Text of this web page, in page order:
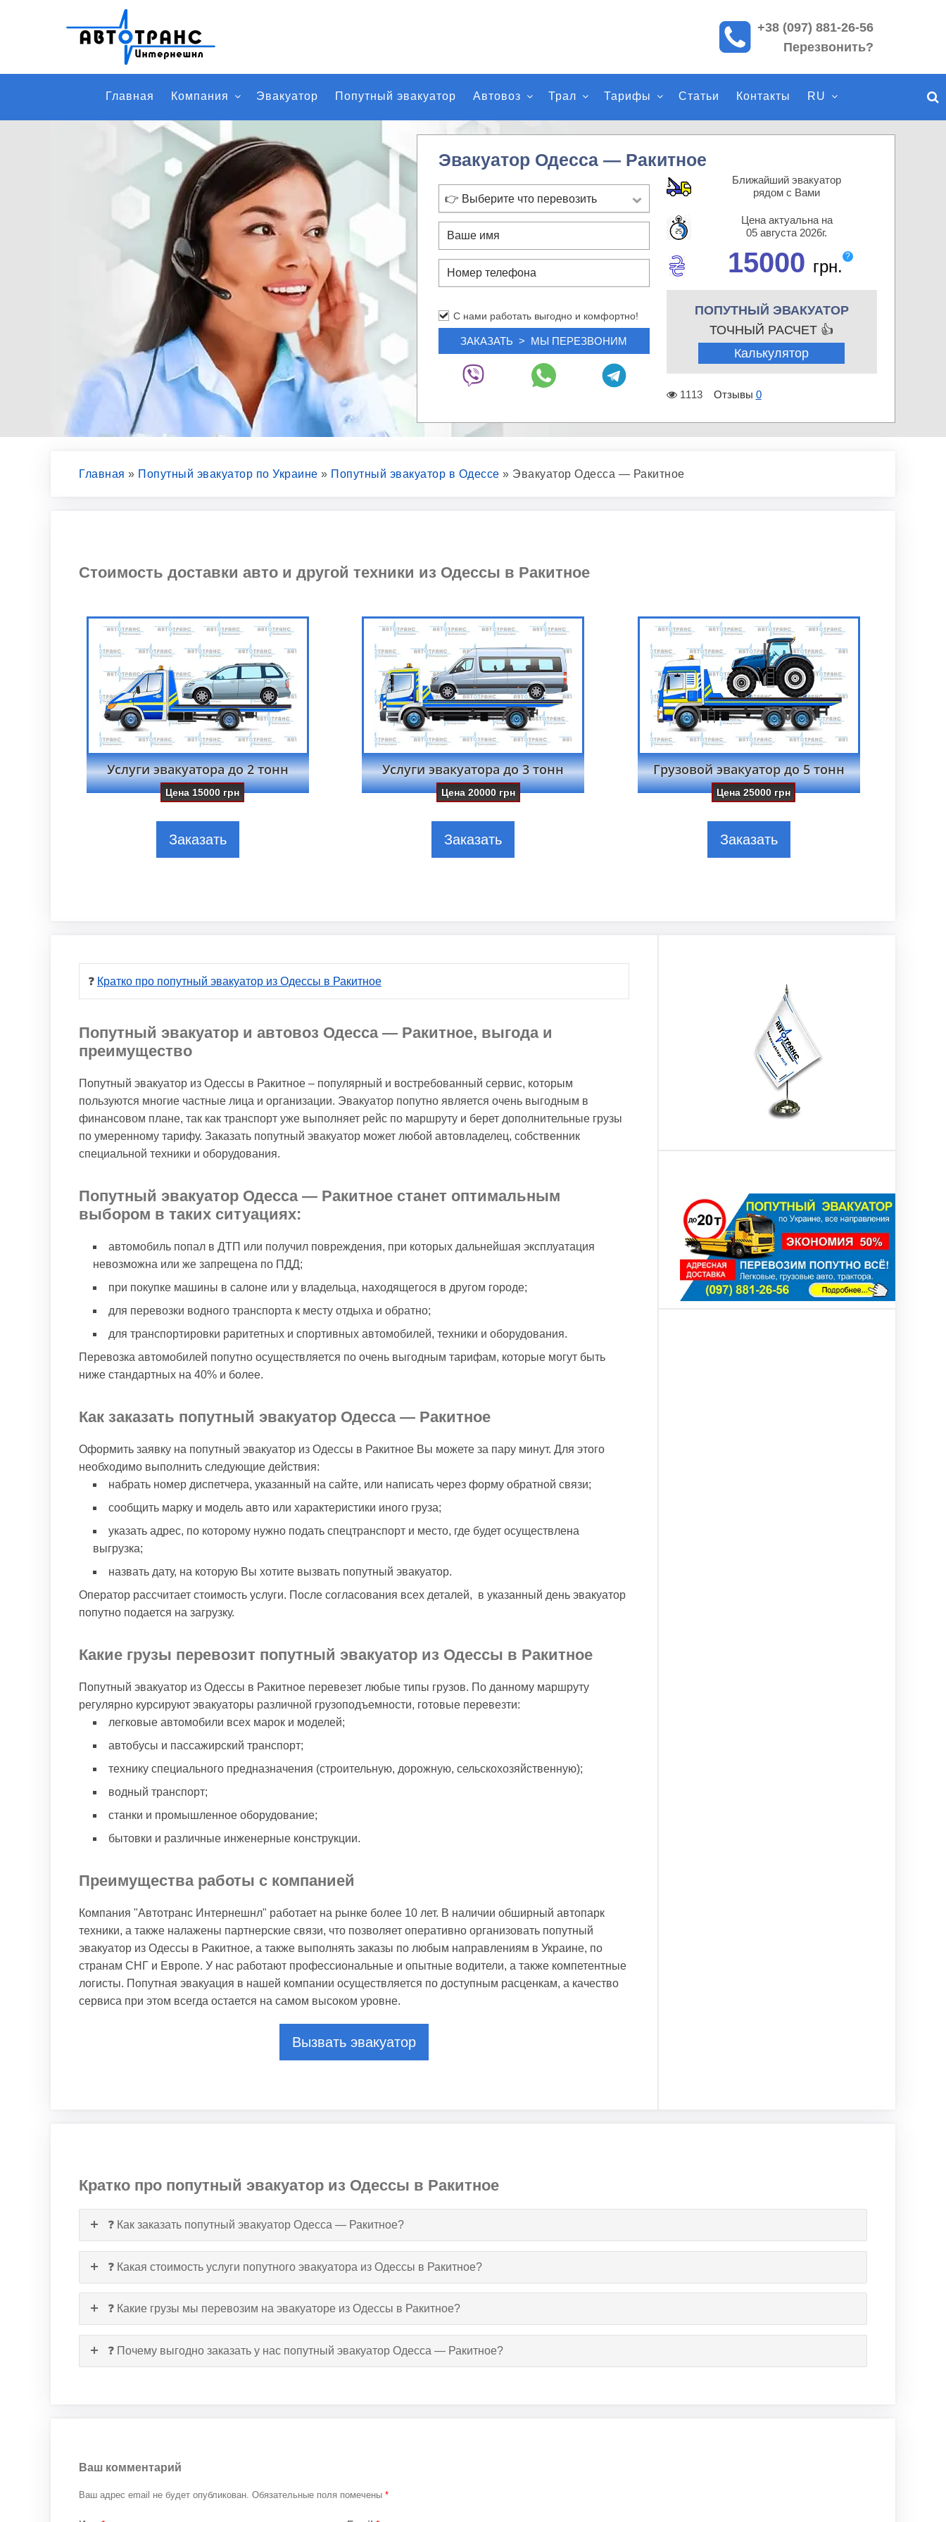
к
п
о
й
у
+38 (097) 881-26-56
Перезвонить?
Главная Компания Эвакуатор Попутный эвакуатор Автовоз Трал Тарифы Статьи Контакты RU
Эвакуатор Одесса — Ракитное
👉 Выберите что перевозить
С нами работать выгодно и комфортно!
Ближайший эвакуатор
рядом с Вами
Цена актуальна на
05 августа 2026г.
15000 грн.
?
ПОПУТНЫЙ ЭВАКУАТОР
ТОЧНЫЙ РАСЧЕТ 👍
Калькулятор
1113 Отзывы 0
Главная » Попутный эвакуатор по Украине » Попутный эвакуатор в Одессе » Эвакуатор Одесса — Ракитное
Стоимость доставки авто и другой техники из Одессы в Ракитное
Услуги эвакуатора до 2 тонн
Цена 15000 грн
Заказать
Услуги эвакуатора до 3 тонн
Цена 20000грн
Заказать
Грузовой эвакуатор до 5 тонн
Цена25000 грн
Заказать
❓ Кратко про попутный эвакуатор из Одессы в Ракитное
Попутный эвакуатор и автовоз Одесса — Ракитное, выгода и
преимущество
Попутный эвакуатор из Одессы в Ракитное – популярный и востребованный сервис, которым
пользуются многие частные лица и организации. Эвакуатор попутно является очень выгодным в
финансовом плане, так как транспорт уже выполняет рейс по маршруту и берет дополнительные грузы
по умеренному тарифу. Заказать попутный эвакуатор может любой автовладелец, собственник
специальной техники и оборудования.
Попутный эвакуатор Одесса — Ракитное станет оптимальным
выбором в таких ситуациях:
автомобиль попал в ДТП или получил повреждения, при которых дальнейшая эксплуатация
невозможна или же запрещена по ПДД;
при покупке машины в салоне или у владельца, находящегося в другом городе;
для перевозки водного транспорта к месту отдыха и обратно;
для транспортировки раритетных и спортивных автомобилей, техники и оборудования.
Перевозка автомобилей попутно осуществляется по очень выгодным тарифам, которые могут быть
ниже стандартных на 40% и более.
Как заказать попутный эвакуатор Одесса — Ракитное
Оформить заявку на попутный эвакуатор из Одессы в Ракитное Вы можете за пару минут. Для этого
необходимо выполнить следующие действия:
набрать номер диспетчера, указанный на сайте, или написать через форму обратной связи;
сообщить марку и модель авто или характеристики иного груза;
указать адрес, по которому нужно подать спецтранспорт и место, где будет осуществлена
выгрузка;
назвать дату, на которую Вы хотите вызвать попутный эвакуатор.
Оператор рассчитает стоимость услуги. После согласования всех деталей, в указанный день эвакуатор
попутно подается на загрузку.
Какие грузы перевозит попутный эвакуатор из Одессы в Ракитное
Попутный эвакуатор из Одессы в Ракитное перевезет любые типы грузов. По данному маршруту
регулярно курсируют эвакуаторы различной грузоподъемности, готовые перевезти:
легковые автомобили всех марок и моделей;
автобусы и пассажирский транспорт;
технику специального предназначения (строительную, дорожную, сельскохозяйственную);
водный транспорт;
станки и промышленное оборудование;
бытовки и различные инженерные конструкции.
Преимущества работы с компанией
Компания "Автотранс Интернешнл" работает на рынке более 10 лет. В наличии обширный автопарк
техники, а также налажены партнерские связи, что позволяет оперативно организовать попутный
эвакуатор из Одессы в Ракитное, а также выполнять заказы по любым направлениям в Украине, по
странам СНГ и Европе. У нас работают профессиональные и опытные водители, а также компетентные
логисты. Попутная эвакуация в нашей компании осуществляется по доступным расценкам, а качество
сервиса при этом всегда остается на самом высоком уровне.
Вызвать эвакуатор
Кратко про попутный эвакуатор из Одессы в Ракитное
❓ Как заказать попутный эвакуатор Одесса — Ракитное?
❓ Какая стоимость услуги попутного эвакуатора из Одессы в Ракитное?
❓ Какие грузы мы перевозим на эвакуаторе из Одессы в Ракитное?
❓ Почему выгодно заказать у нас попутный эвакуатор Одесса — Ракитное?
Ваш комментарий
Ваш адрес email не будет опубликован. Обязательные поля помечены *